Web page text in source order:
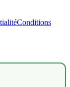
Conditions